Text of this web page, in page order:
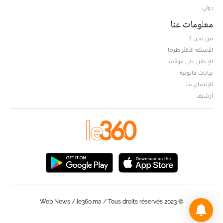
دولي
معلومات عنا
من نحن ؟
الأسئلة الأكثر طرحا
للإعلان على موقعنا
بيانات قانونية
للإتصال بنا
أرشيف
© Web News / le360.ma / Tous droits réservés 2023